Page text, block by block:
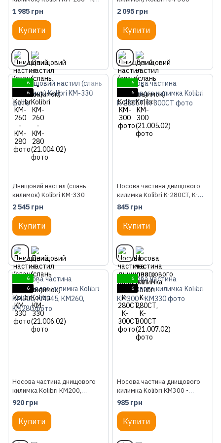
280
1 985 грн
Купити
2 095 грн
Купити
6
6
Днищовий настил (слань -
килимок) Kolibri KM-330
2 545 грн
Купити
6
6
Носова частина днищового
килимка Kolibri K-280СТ, K-
300СТ
845 грн
Купити
6
6
Носова частина днищового
килимка Kolibri КM200,
KM245, КM260, KM280
920 грн
Купити
6
6
Носова частина днищового
килимка Kolibri КМ300 -
КМ330
985 грн
Купити